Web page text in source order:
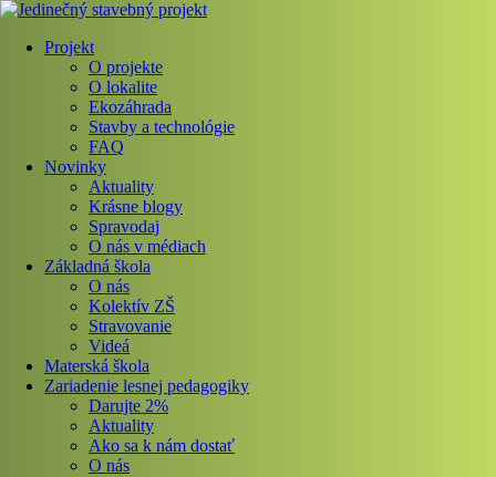
Projekt
O projekte
O lokalite
Ekozáhrada
Stavby a technológie
FAQ
Novinky
Aktuality
Krásne blogy
Spravodaj
O nás v médiach
Základná škola
O nás
Kolektív ZŠ
Stravovanie
Videá
Materská škola
Zariadenie lesnej pedagogiky
Darujte 2%
Aktuality
Ako sa k nám dostať
O nás